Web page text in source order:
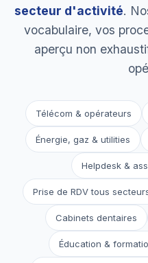
secteur d'activité.
vocabulaire, vos
aperçu non
Télécom & opérateurs
Énergie, gaz & utilities
Helpdesk &
Prise de RDV tous
Cabinets dentaires
Éducation &